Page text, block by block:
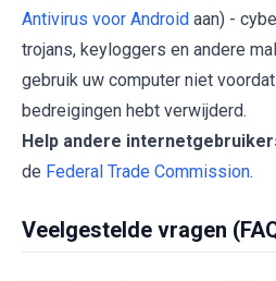
Antivirus voor Android aan) -
trojans, keyloggers en andere
gebruik uw computer niet
bedreigingen hebt verwijderd.
Help andere
de Federal Trade Commission.
Veelgestelde vragen